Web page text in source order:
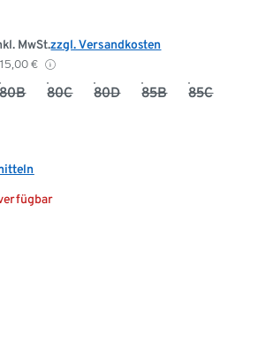
15,00 €
MwSt.zzgl. Versandkosten
80B 80C 80D 85B 85C